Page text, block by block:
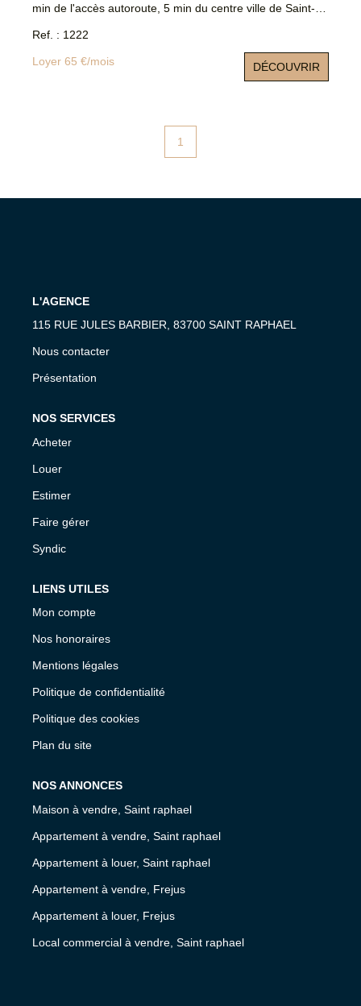
min de l'accès autoroute, 5 min du centre ville de Saint-
Ref. : 1222
Loyer 65 €/mois DÉCOUVRIR
1
L'AGENCE
115 RUE JULES BARBIER, 83700 SAINT RAPHAEL
Nous contacter
Présentation
NOS SERVICES
Acheter
Louer
Estimer
Faire gérer
Syndic
LIENS UTILES
Mon compte
Nos honoraires
Mentions légales
Politique de confidentialité
Politique des cookies
Plan du site
NOS ANNONCES
Maison à vendre, Saint raphael
Appartement à vendre, Saint raphael
Appartement à louer, Saint raphael
Appartement à vendre, Frejus
Appartement à louer, Frejus
Local commercial à vendre, Saint raphael